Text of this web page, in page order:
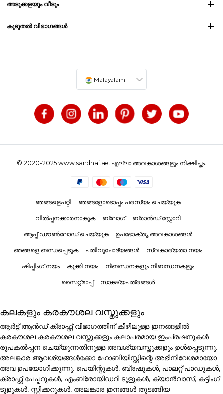
അടുക്കളയും വീടും
കൂടുതൽ വിഭാഗങ്ങൾ
Malayalam
© 2020-2025 www.sandhai.ae. എല്ലാ അവകാശങ്ങളും നിക്ഷിപ്തം.
ഞങ്ങളെപറ്റി ഞങ്ങളോടൊപ്പം പരസ്യം ചെയ്യുക
വിൽപ്പനക്കാരനാകുക ബ്ലോഗ് ബ്രാൻഡ് സ്റ്റോറി
ആപ്പ് ഡൗൺലോഡ് ചെയ്യുക ഉപഭോക്തൃ അവകാശങ്ങൾ
ഞങ്ങളെ ബന്ധപ്പെടുക പതിവുചോദ്യങ്ങൾ സ്വകാര്യതാ നയം
ഷിപ്പിംഗ് നയം കുക്കി നയം നിബന്ധനകളും നിബന്ധനകളും
സൈറ്റ്മാപ്പ് സാക്ഷ്യപത്രങ്ങൾ
കലകളും കരകൗശല വസ്തുക്കളും
ആർട്ട് ആൻഡ് ക്രാഫ്റ്റ് വിഭാഗത്തിന് കീഴിലുള്ള ഇനങ്ങളിൽ
കരകൗശല കരകൗശല വസ്തുക്കളും കലാപരമായ ഇംപ്രഷനുകൾ
രൂപകൽപ്പന ചെയ്യുന്നതിനുള്ള അവശ്യവസ്തുക്കളും ഉൾപ്പെടുന്നു.
അലങ്കാര ആവശ്യങ്ങൾക്കോ ഹോബിയിസ്റ്റിന്റെ അഭിനിവേശമായോ
അവ ഉപയോഗിക്കുന്നു. പെയിന്റുകൾ, ബ്രഷുകൾ, പാലറ്റ് പാഡുകൾ,
ക്രാഫ്റ്റ് പേപ്പറുകൾ, എംബ്രോയിഡറി ടൂളുകൾ, ക്യാൻവാസ്, കട്ടിംഗ്
ടൂളുകൾ, സ്റ്റിക്കറുകൾ, അലങ്കാര ഇനങ്ങൾ തുടങ്ങിയ